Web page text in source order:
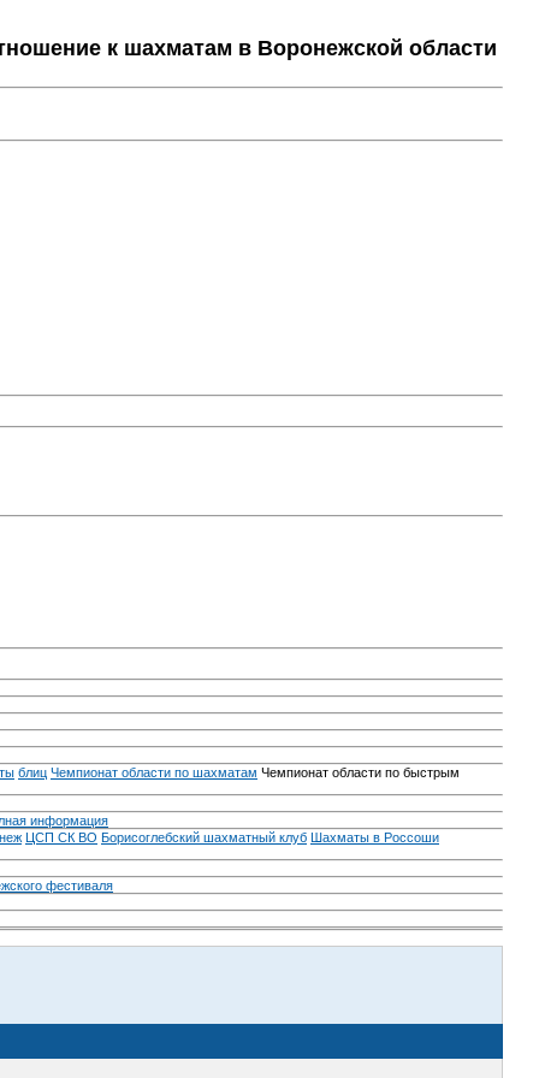
к шахматам в Воронежской области
блиц Чемпионат области по шахматам Чемпионат области по быстрым
информация
ЦСП СК ВО Борисоглебский шахматный клуб Шахматы в Россоши
фестиваля